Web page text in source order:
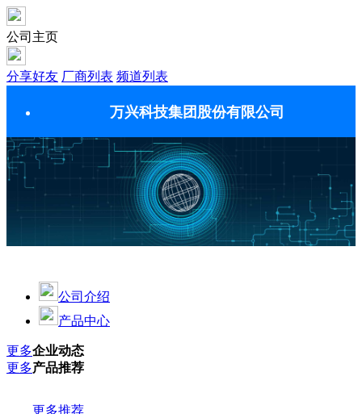
公司主页
分享好友 厂商列表 频道列表
万兴科技集团股份有限公司
公司介绍
产品中心
更多企业动态
更多产品推荐
更多推荐